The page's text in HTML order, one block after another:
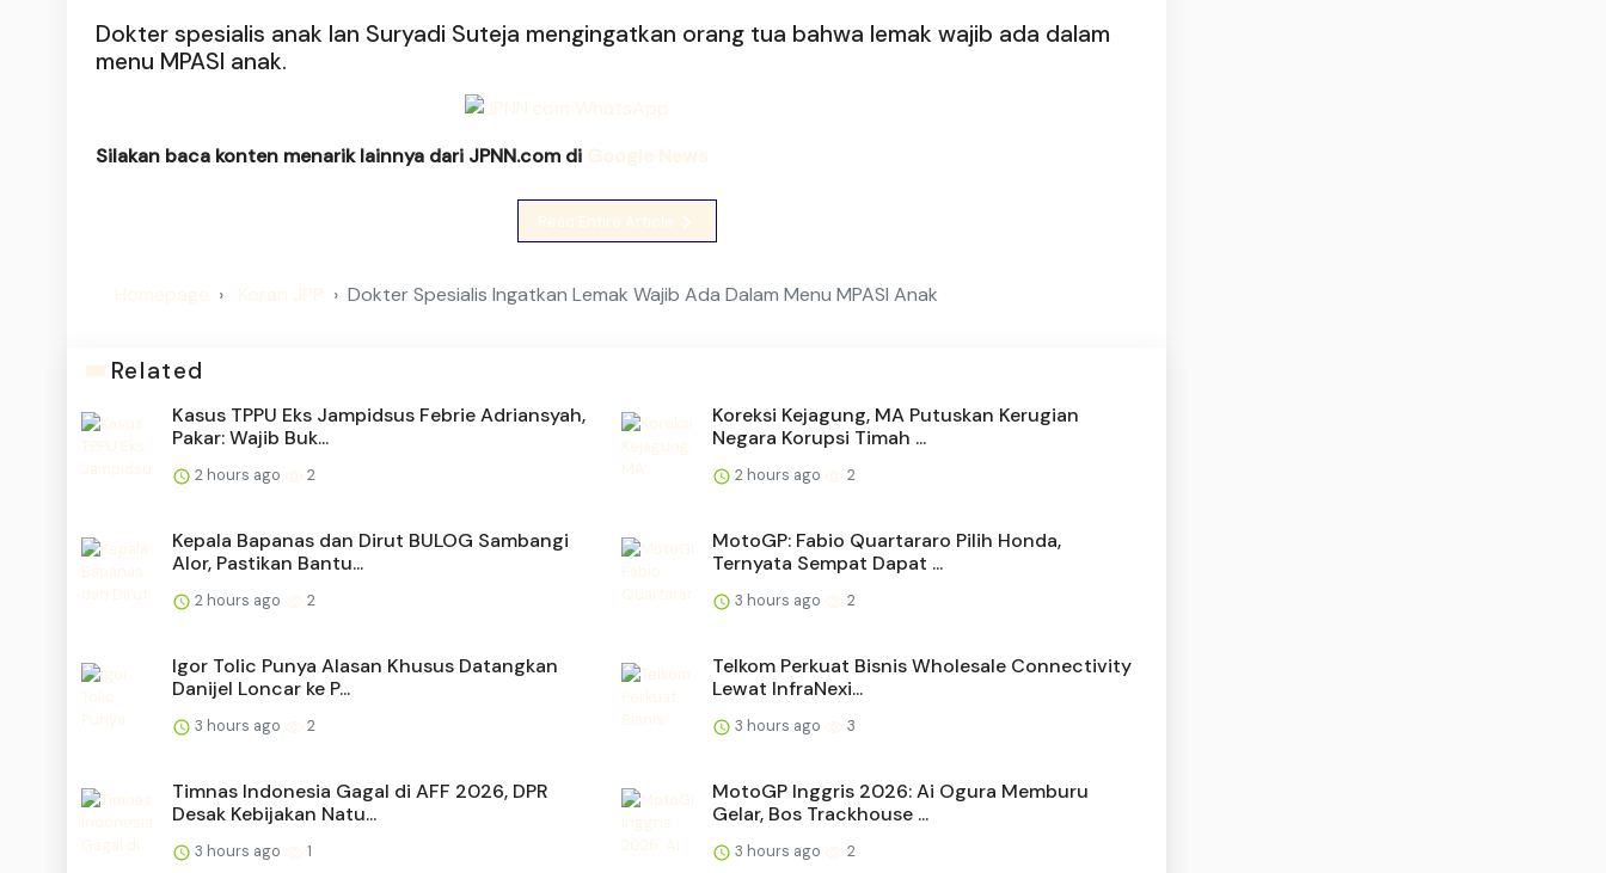
Dokter spesialis anak Ian Suryadi Suteja mengingatkan orang tua bahwa lemak wajib ada dalam
menu MPASI anak.
Silakan baca konten menarik lainnya dari JPNN.com di Google News
Read Entire Article
Homepage Koran JPP Dokter Spesialis Ingatkan Lemak Wajib Ada Dalam Menu MPASI Anak
Related
Kasus TPPU Eks Jampidsus Febrie Adriansyah,
Pakar: Wajib Buk...
2 hours ago 2
Koreksi Kejagung, MA Putuskan Kerugian
Negara Korupsi Timah ...
2 hours ago 2
Kepala Bapanas dan Dirut BULOG Sambangi
Alor, Pastikan Bantu...
2 hours ago 2
MotoGP: Fabio Quartararo Pilih Honda,
Ternyata Sempat Dapat ...
3 hours ago 2
Igor Tolic Punya Alasan Khusus Datangkan
Danijel Loncar ke P...
3 hours ago 2
Telkom Perkuat Bisnis Wholesale Connectivity
Lewat InfraNexi...
3 hours ago 3
Timnas Indonesia Gagal di AFF 2026, DPR
Desak Kebijakan Natu...
3 hours ago 1
MotoGP Inggris 2026: Ai Ogura Memburu
Gelar, Bos Trackhouse ...
3 hours ago 2